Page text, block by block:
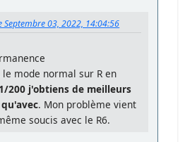
Septembre 03, 2022, 14:04:56
mode normal sur R en
200 j'obtiens de meilleurs
. Mon problème vient
soucis avec le R6.